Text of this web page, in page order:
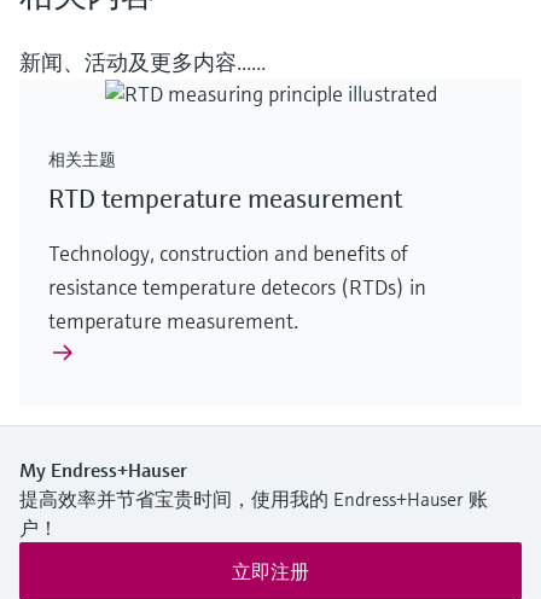
新闻、活动及更多内容......
相关主题
RTD temperature measurement
Technology, construction and benefits of
resistance temperature detecors (RTDs) in
temperature measurement.
My Endress+Hauser
提高效率并节省宝贵时间，使用我的 Endress+Hauser 账
户！
立即注册